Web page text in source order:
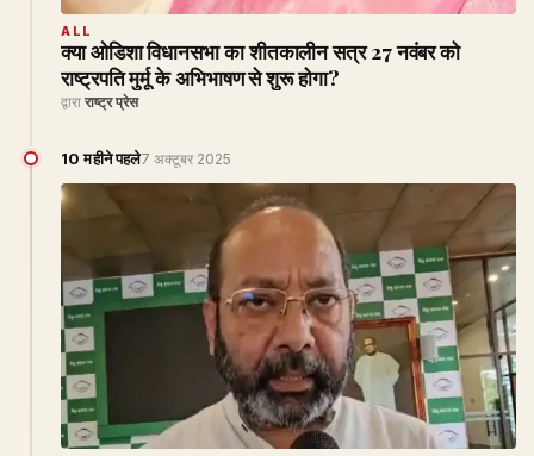
ALL
क्या ओडिशा विधानसभा का शीतकालीन सत्र 27 नवंबर को
राष्ट्रपति मुर्मू के अभिभाषण से शुरू होगा?
द्वारा राष्ट्र प्रेस
10 महीने पहले7 अक्टूबर 2025